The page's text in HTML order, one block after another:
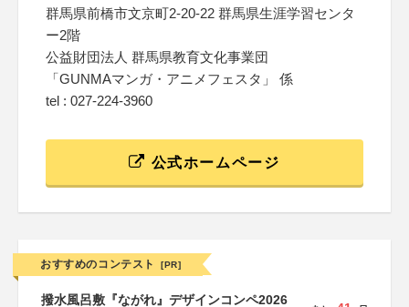
群馬県前橋市文京町2-20-22 群馬県生涯学習センタ
ー2階
公益財団法人 群馬県教育文化事業団
「GUNMAマンガ・アニメフェスタ」 係
tel : 027-224-3960
公式ホームページ
おすすめのコンテスト [PR]
撥水風呂敷『ながれ』デザインコンペ2026